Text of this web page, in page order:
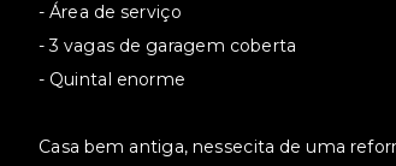
- Área de serviço
- 3 vagas de garagem coberta
- Quintal enorme
Casa bem antiga, nessecita de uma